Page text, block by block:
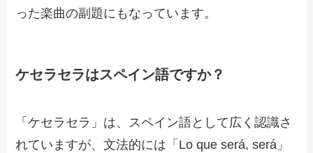
った楽曲の副題にもなっています。
ケセラセラはスペイン語ですか？
「ケセラセラ」は、スペイン語として広く認識さ
れていますが、文法的には「Lo que será, será」